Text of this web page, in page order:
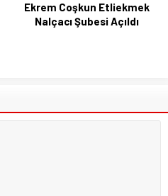
Ekrem Coşkun Etliekmek
Nalçacı Şubesi Açıldı